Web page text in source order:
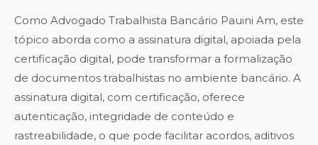
Como Advogado Trabalhista Bancário Pauini Am, este
tópico aborda como a assinatura digital, apoiada pela
certificação digital, pode transformar a formalização
de documentos trabalhistas no ambiente bancário. A
assinatura digital, com certificação, oferece
autenticação, integridade de conteúdo e
rastreabilidade, o que pode facilitar acordos, aditivos